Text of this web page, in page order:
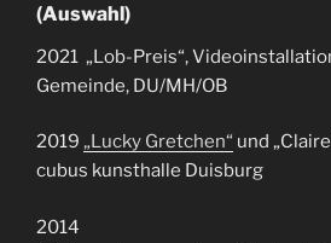
(Auswahl)
2021 „Lob-Preis“,
Gemeinde, DU/MH/OB
2019 „Lucky Gretchen“ und
cubus kunsthalle Duisburg
2014